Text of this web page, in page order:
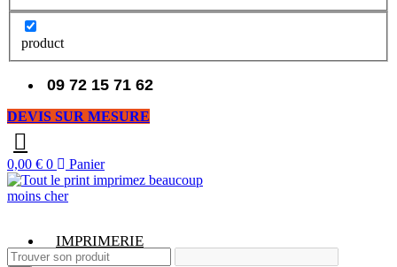
product
09 72 15 71 62
DEVIS SUR MESURE
0,00 € 0 Panier
IMPRIMERIE